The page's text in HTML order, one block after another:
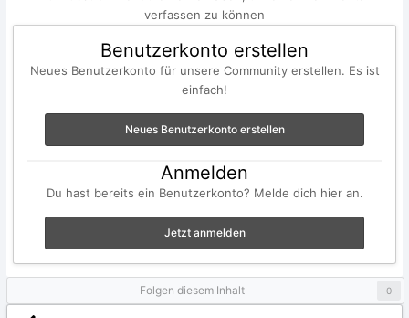
verfassen zu können
Benutzerkonto erstellen
Neues Benutzerkonto für unsere Community erstellen. Es ist
einfach!
Neues Benutzerkonto erstellen
Anmelden
Du hast bereits ein Benutzerkonto? Melde dich hier an.
Jetzt anmelden
Folgen diesem Inhalt 0